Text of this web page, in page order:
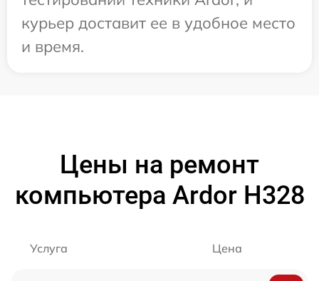
курьер доставит ее в удобное место
и время.
Цены на ремонт
компьютера Ardor H328
Услуга Цена